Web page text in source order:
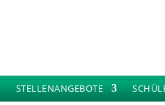
STELLENANGEBOTE